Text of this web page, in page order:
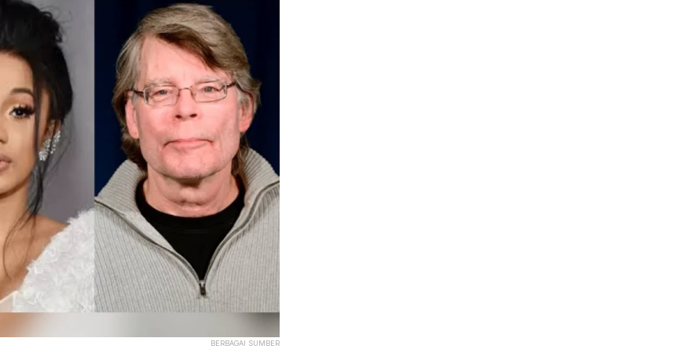
BERBAGAI SUMBER